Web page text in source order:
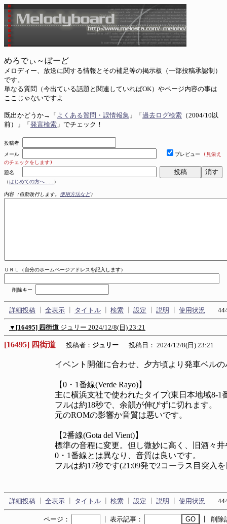
めろでぃ～ぼーど
メロディー、放送に関する情報とその補足等の掲示板（一部投稿承認制）
です。
単なる質問（今出ている話題と関連していればOK）やページ内容の事は
ここじゃないですよ
既出かどうか→「 よくある質問・誤情報集 」「 過去ログ検索 （2004/10以
前）」「 発言検索 」でチェック！
投稿者
メール
プレビュー
(見栄え
のチェックをします)
題名
（はじめての方へ... ）
内容 （自動改行します。 使用方法など）
ＵＲＬ（自分のホームページアドレスを記入します）
削除キー
詳細投稿 全表示 タイトル 検索 設定 説明 使用状況
▼ [16495] 四街道 ジュリー 2024/12/8(日) 23:21
[16495] 四街道 投稿者： ジュリー 投稿日： 2024/12/8(日) 23:21
イベント開催に合わせ、夕方頃より発車ベル
【0・1番線(Verde Rayo)】
主に横浜支社で使われたタイプ(東日本地域8-1
フルは約18秒で、余韻が伸びずに切れます。
元のROMの影響か音質は悪いです。
【2番線(Gota del Vient)】
標準の音程に変更。但し微妙に高く、旧酒々
0・1番線とは異なり、音質は良いです。
フルは約17秒です(21:09発で2コーラス目突入
詳細投稿 全表示 タイトル 検索 設定 説明 使用状況
ページ： ｜ 表示記事：
┃ 削除